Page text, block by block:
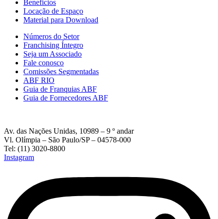
Beneficios
Locação de Espaço
Material para Download
Números do Setor
Franchising Íntegro
Seja um Associado
Fale conosco
Comissões Segmentadas
ABF RIO
Guia de Franquias ABF
Guia de Fornecedores ABF
Av. das Nações Unidas, 10989 – 9 º andar
Vl. Olímpia – São Paulo/SP – 04578-000
Tel: (11) 3020-8800
Instagram